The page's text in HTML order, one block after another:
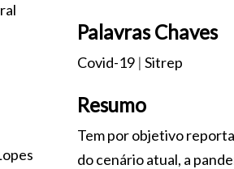
Palavras Chaves
Covid-19 | Sitrep
Resumo
Tem por objetivo
do cenário atual, a